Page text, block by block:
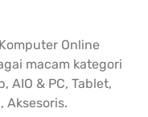
Online
macam kategori
AIO & PC, Tablet,
Aksesoris.